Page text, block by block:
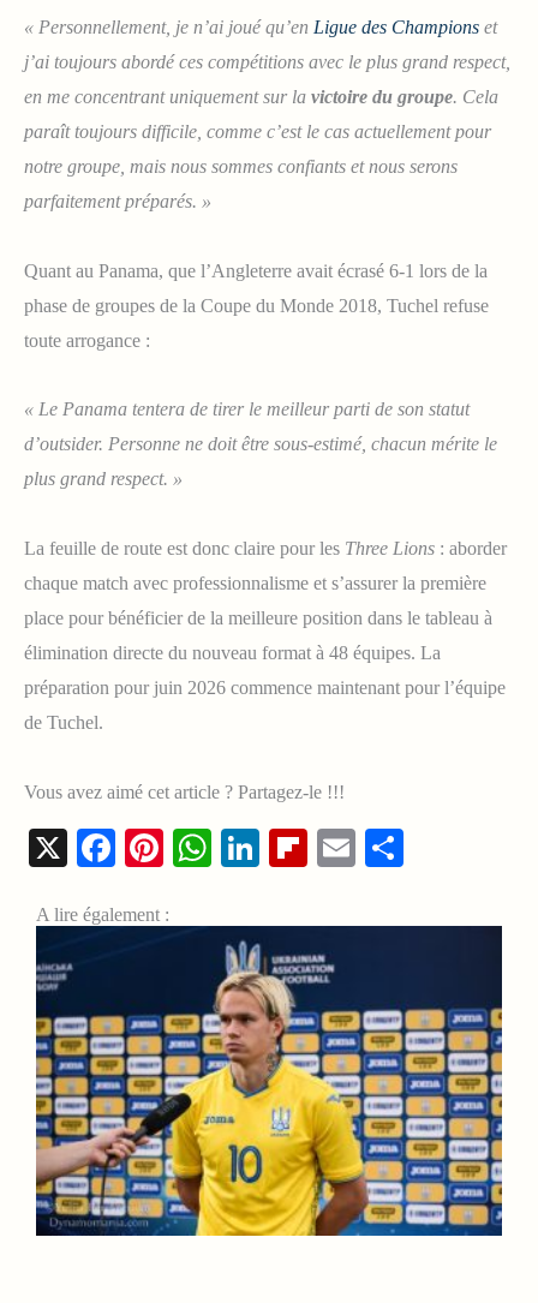
« Personnellement, je n’ai joué qu’en Ligue des Champions et
j’ai toujours abordé ces compétitions avec le plus grand respect,
en me concentrant uniquement sur la victoire du groupe. Cela
paraît toujours difficile, comme c’est le cas actuellement pour
notre groupe, mais nous sommes confiants et nous serons
parfaitement préparés. »
Quant au Panama, que l’Angleterre avait écrasé 6-1 lors de la
phase de groupes de la Coupe du Monde 2018, Tuchel refuse
toute arrogance :
« Le Panama tentera de tirer le meilleur parti de son statut
d’outsider. Personne ne doit être sous-estimé, chacun mérite le
plus grand respect. »
La feuille de route est donc claire pour les Three Lions : aborder
chaque match avec professionnalisme et s’assurer la première
place pour bénéficier de la meilleure position dans le tableau à
élimination directe du nouveau format à 48 équipes. La
préparation pour juin 2026 commence maintenant pour l’équipe
de Tuchel.
Vous avez aimé cet article ? Partagez-le !!!
X Facebook
Pinterest
WhatsApp
LinkedIn
Flipboard
Email
A lire également :